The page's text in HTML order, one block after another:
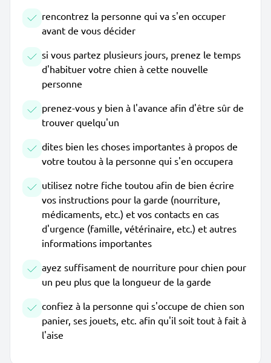
rencontrez la personne qui va s'en occuper
avant de vous décider
si vous partez plusieurs jours, prenez le temps
d'habituer votre chien à cette nouvelle
personne
prenez-vous y bien à l'avance afin d'être sûr de
trouver quelqu'un
dites bien les choses importantes à propos de
votre toutou à la personne qui s'en occupera
utilisez notre fiche toutou afin de bien écrire
vos instructions pour la garde (nourriture,
médicaments, etc.) et vos contacts en cas
d'urgence (famille, vétérinaire, etc.) et autres
informations importantes
ayez suffisament de nourriture pour chien pour
un peu plus que la longueur de la garde
confiez à la personne qui s'occupe de chien son
panier, ses jouets, etc. afin qu'il soit tout à fait à
l'aise